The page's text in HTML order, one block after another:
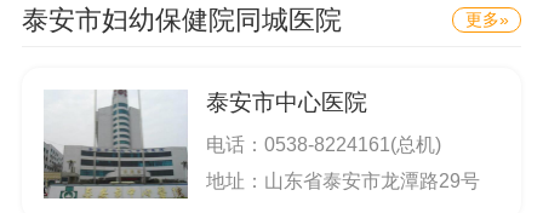
泰安市妇幼保健院同城医院 更多»
泰安市中心医院
电话： 0538-8224161(总机)
地址：山东省泰安市龙潭路29号